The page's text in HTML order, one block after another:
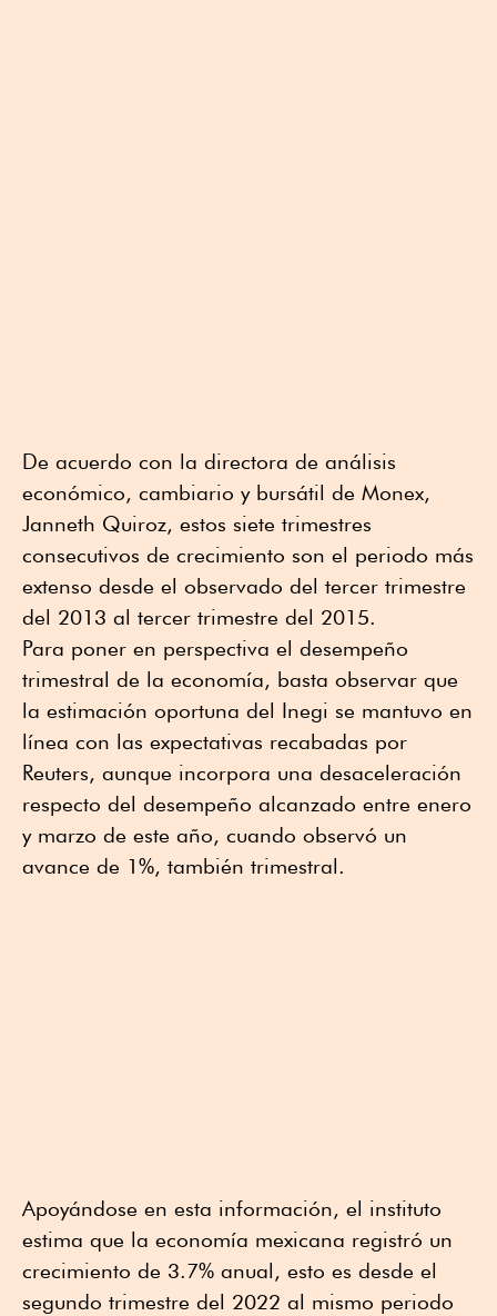
De acuerdo con la directora de análisis
económico, cambiario y bursátil de Monex,
Janneth Quiroz, estos siete trimestres
consecutivos de crecimiento son el periodo más
extenso desde el observado del tercer trimestre
del 2013 al tercer trimestre del 2015.
Para poner en perspectiva el desempeño
trimestral de la economía, basta observar que
la estimación oportuna del Inegi se mantuvo en
línea con las expectativas recabadas por
Reuters, aunque incorpora una desaceleración
respecto del desempeño alcanzado entre enero
y marzo de este año, cuando observó un
avance de 1%, también trimestral.
Apoyándose en esta información, el instituto
estima que la economía mexicana registró un
crecimiento de 3.7% anual, esto es desde el
segundo trimestre del 2022 al mismo periodo